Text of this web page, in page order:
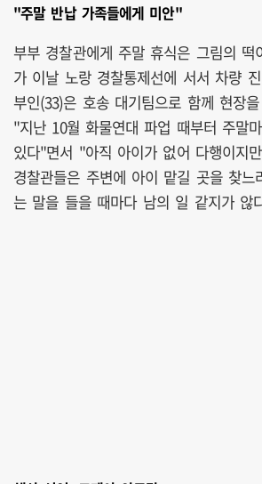
"주말 반납 가족들에게 미안"
부부 경찰관에게 주말 휴식은 그림의 떡
가 이날 노랑 경찰통제선에 서서 차량
부인(33)은 호송 대기팀으로 함께 현장
"지난 10월 화물연대 파업 때부터 주말
있다"면서 "아직 아이가 없어 다행이지
경찰관들은 주변에 아이 맡길 곳을 찾
는 말을 들을 때마다 남의 일 같지가 않